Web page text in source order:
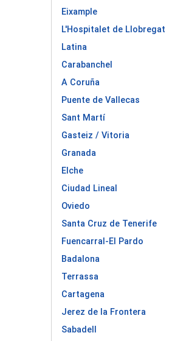
Eixample
L'Hospitalet de Llobregat
Latina
Carabanchel
A Coruña
Puente de Vallecas
Sant Martí
Gasteiz / Vitoria
Granada
Elche
Ciudad Lineal
Oviedo
Santa Cruz de Tenerife
Fuencarral-El Pardo
Badalona
Terrassa
Cartagena
Jerez de la Frontera
Sabadell